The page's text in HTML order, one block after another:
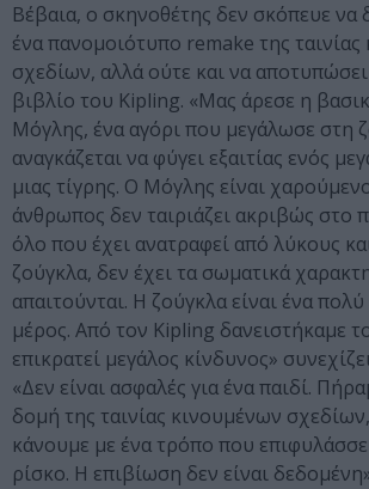
Βέβαια, ο σκηνοθέτης δεν σκόπευε να
ένα πανομοιότυπο remake της
σχεδίων, αλλά ούτε και να
βιβλίο του Kipling. «Μας άρεσε η
Μόγλης, ένα αγόρι που μεγάλωσε στη
αναγκάζεται να φύγει εξαιτίας ενός
μιας τίγρης. Ο Μόγλης είναι
άνθρωπος δεν ταιριάζει ακριβώς στο
όλο που έχει ανατραφεί από λύκους
ζούγκλα, δεν έχει τα σωματικά
απαιτούνται. Η ζούγκλα είναι ένα
μέρος. Από τον Kipling δανειστήκαμε
επικρατεί μεγάλος κίνδυνος»
«Δεν είναι ασφαλές για ένα παιδί.
δομή της ταινίας κινουμένων
κάνουμε με ένα τρόπο που
ρίσκο. Η επιβίωση δεν είναι